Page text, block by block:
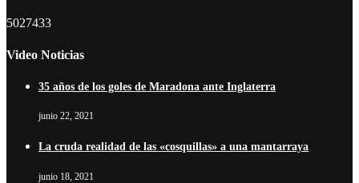
5027433
Video Noticias
35 años de los goles de Maradona ante Inglaterra
junio 22, 2021
La cruda realidad de las «cosquillas» a una mantarraya
junio 18, 2021